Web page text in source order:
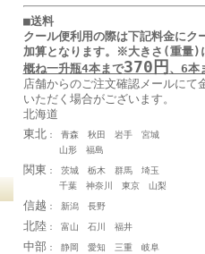
■送料
クール便利用の際は下記料金にク
加算となります。
※大きさ(重量)
概ね一升瓶4本まで370円、6本
店舗からのご注文確認メールにて
いただく場合がございます。
北海道
東北： 青森 秋田 岩手 宮城
山形 福島
関東 ： 茨城 栃木 群馬 埼玉
千葉 神奈川 東京 山梨
信越 ： 新潟 長野
北陸： 富山 石川 福井
中部： 静岡 愛知 三重 岐阜